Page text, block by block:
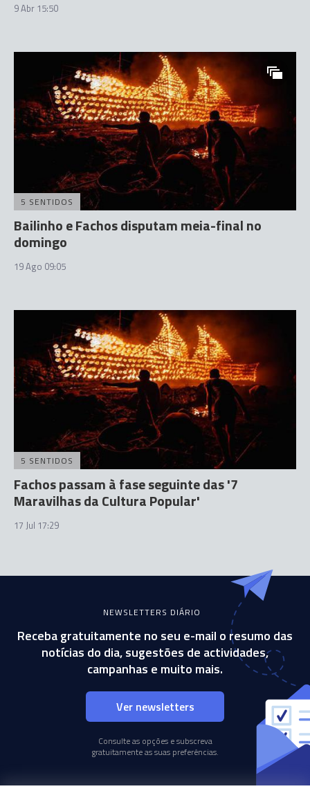
9 Abr 15:50
5 SENTIDOS
Bailinho e Fachos disputam meia-final no
domingo
19 Ago 09:05
5 SENTIDOS
Fachos passam à fase seguinte das '7
Maravilhas da Cultura Popular'
17 Jul 17:29
NEWSLETTERS DIÁRIO
Receba gratuitamente no seu e-mail o resumo das
notícias do dia, sugestões de actividades,
campanhas e muito mais.
Ver newsletters
Consulte as opções e subscreva
gratuitamente as suas preferências.